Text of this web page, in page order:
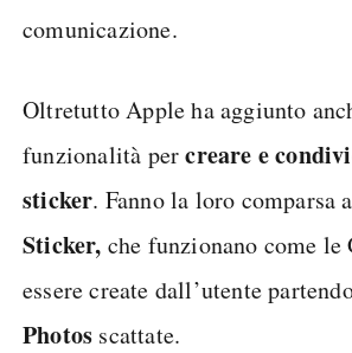
comunicazione.
Oltretutto Apple ha aggiunto
funzionalità percreare e
sticker. Fanno la loro comparsa
Sticker, che funzionano come le
essere create dall’utente
Photos scattate.